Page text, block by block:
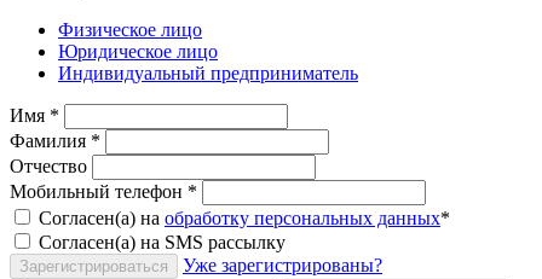
Физическое лицо
Юридическое лицо
Индивидуальный предприниматель
Имя *
Фамилия *
Отчество
Мобильный телефон *
Согласен(а) на обработку персональных данных*
Согласен(а) на SMS рассылку
Зарегистрироваться
Уже зарегистрированы?